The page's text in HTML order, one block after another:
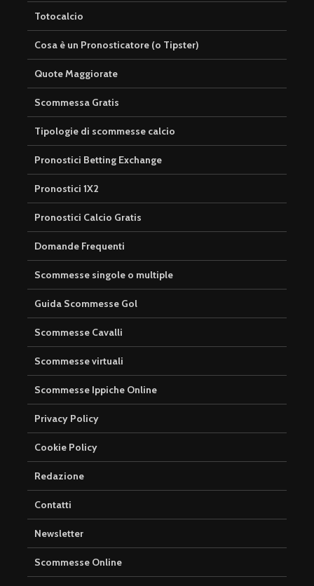
Totocalcio
Cosa è un Pronosticatore (o Tipster)
Quote Maggiorate
Scommessa Gratis
Tipologie di scommesse calcio
Pronostici Betting Exchange
Pronostici 1X2
Pronostici Calcio Gratis
Domande Frequenti
Scommesse singole o multiple
Guida Scommesse Gol
Scommesse Cavalli
Scommesse virtuali
Scommesse Ippiche Online
Privacy Policy
Cookie Policy
Redazione
Contatti
Newsletter
Scommesse Online